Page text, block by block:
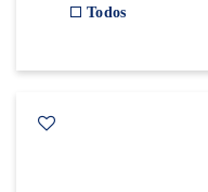
Todos